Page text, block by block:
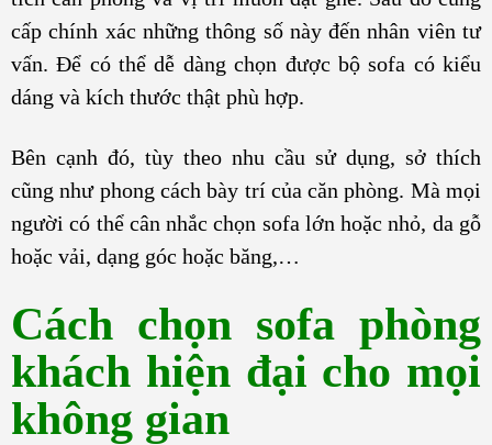
cấp chính xác những thông số này đến nhân viên tư
vấn. Để có thể dễ dàng chọn được bộ sofa có kiểu
dáng và kích thước thật phù hợp.
Bên cạnh đó, tùy theo nhu cầu sử dụng, sở thích
cũng như phong cách bày trí của căn phòng. Mà mọi
người có thể cân nhắc chọn sofa lớn hoặc nhỏ, da gỗ
hoặc vải, dạng góc hoặc băng,…
Cách chọn sofa phòng
khách hiện đại cho mọi
không gian